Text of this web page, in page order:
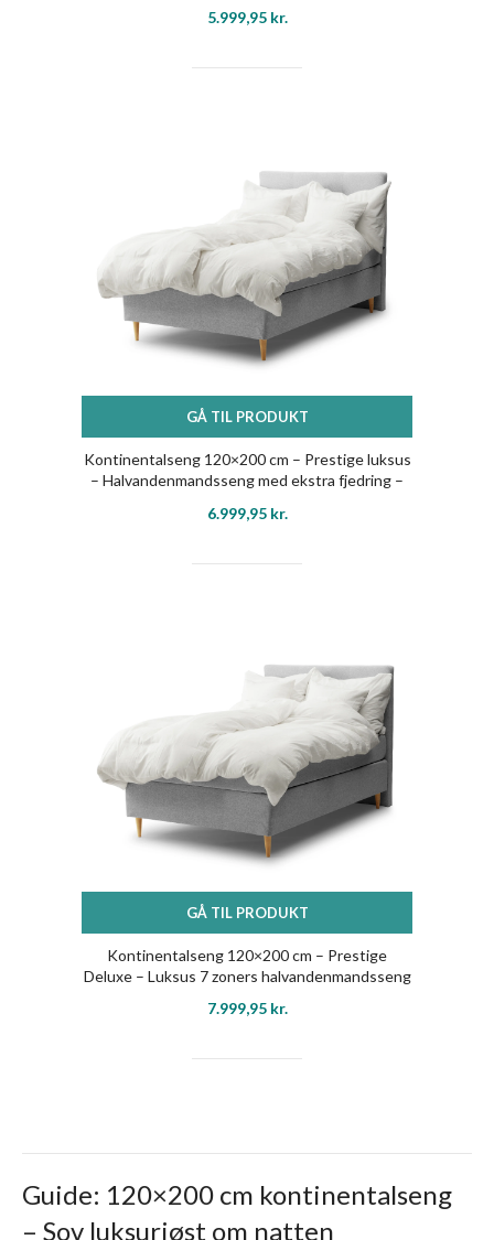
5.999,95 kr.
GÅ TIL PRODUKT
Kontinentalseng 120×200 cm – Prestige luksus
– Halvandenmandsseng med ekstra fjedring –
6.999,95 kr.
GÅ TIL PRODUKT
Kontinentalseng 120×200 cm – Prestige
Deluxe – Luksus 7 zoners halvandenmandsseng
7.999,95 kr.
Guide: 120×200 cm kontinentalseng
– Sov luksuriøst om natten